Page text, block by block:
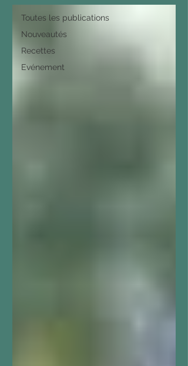
Toutes les publications
Nouveautés
Recettes
Evénement